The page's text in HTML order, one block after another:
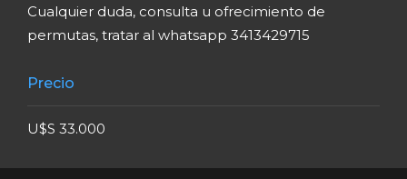
Cualquier duda, consulta u ofrecimiento de
permutas, tratar al whatsapp 3413429715
Precio
U$S 33.000